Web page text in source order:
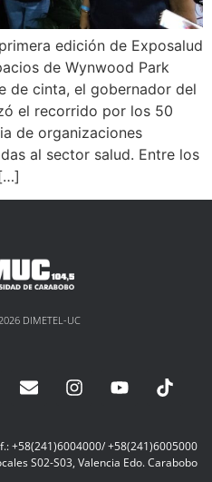
edición de Exposalud
de Wynwood Park
de cinta, el gobernador del
el recorrido por los 50
de organizaciones
al sector salud. Entre los
DIMETEL-UC
+58(241)6004000/ +58(241)6005000
S02-S03, Valencia Edo. Carabobo